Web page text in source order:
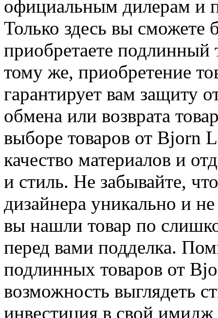
официальным дилерам и
Только здесь вы сможете
приобретаете подлинный
тому же, приобретение
гарантирует вам защиту
обмена или возврата
выборе товаров от Bjorn
качество материалов и
и стиль. Не забывайте,
дизайнера уникально и
вы нашли товар по
перед вами подделка.
подлинных товаров от
возможность выглядеть
инвестиция в свой имидж